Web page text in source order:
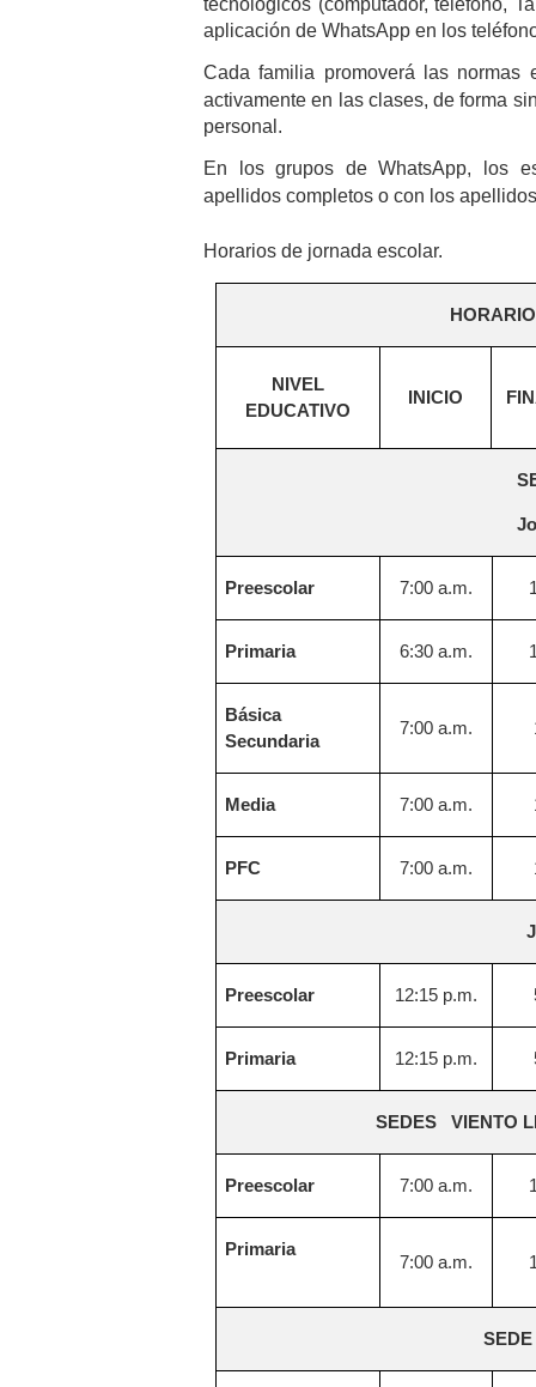
aplicación de WhatsApp en los
Cada familia promoverá las normas
activamente en las clases, de forma
personal.
En los grupos de WhatsApp, los
apellidos completos o con los
Horarios de jornada escolar.
NIVEL
EDUCATIVO
INICIO
Preescolar 7:00 a.m.
Primaria 6:30 a.m.
Básica
Secundaria
7:00 a.m.
Media 7:00 a.m.
PFC 7:00 a.m.
Preescolar 12:15 p.m.
Primaria 12:15 p.m.
SEDES VIENTO
Preescolar 7:00 a.m.
Primaria
7:00 a.m.